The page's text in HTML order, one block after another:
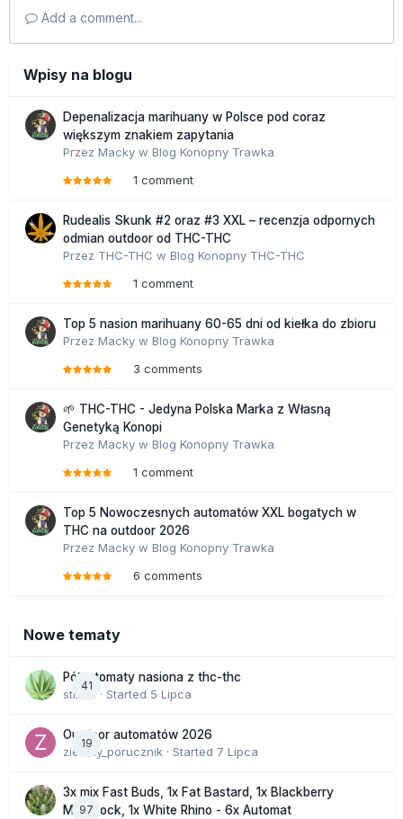
Add a comment...
Wpisy na blogu
Depenalizacja marihuany w Polsce pod coraz
większym znakiem zapytania
Przez Macky w Blog Konopny Trawka
1 comment
Rudealis Skunk #2 oraz #3 XXL – recenzja odpornych
odmian outdoor od THC-THC
Przez THC-THC w Blog Konopny THC-THC
1 comment
Top 5 nasion marihuany 60-65 dni od kiełka do zbioru
Przez Macky w Blog Konopny Trawka
3 comments
🌱 THC-THC - Jedyna Polska Marka z Własną
Genetyką Konopi
Przez Macky w Blog Konopny Trawka
1 comment
Top 5 Nowoczesnych automatów XXL bogatych w
THC na outdoor 2026
Przez Macky w Blog Konopny Trawka
6 comments
Nowe tematy
41
Półautomaty nasiona z thc-thc
stix33 · Started 5 Lipca
19
Outdoor automatów 2026
zielony_porucznik · Started 7 Lipca
97
3x mix Fast Buds, 1x Fat Bastard, 1x Blackberry
Moonrock, 1x White Rhino - 6x Automat